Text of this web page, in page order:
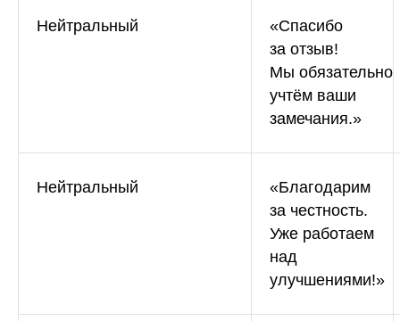
Нейтральный
«Спасибо
за отзыв!
Мы обязательно
учтём ваши
замечания.»
Нейтральный
«Благодарим
за честность.
Уже работаем
над
улучшениями!»
О компании